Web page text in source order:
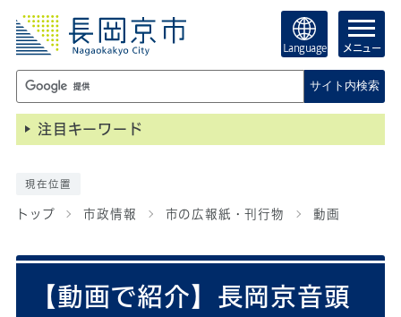
Language メニュー
サイト内検索
注目キーワード
現在位置
トップ 市政情報 市の広報紙・刊行物 動画
【動画で紹介】長岡京音頭